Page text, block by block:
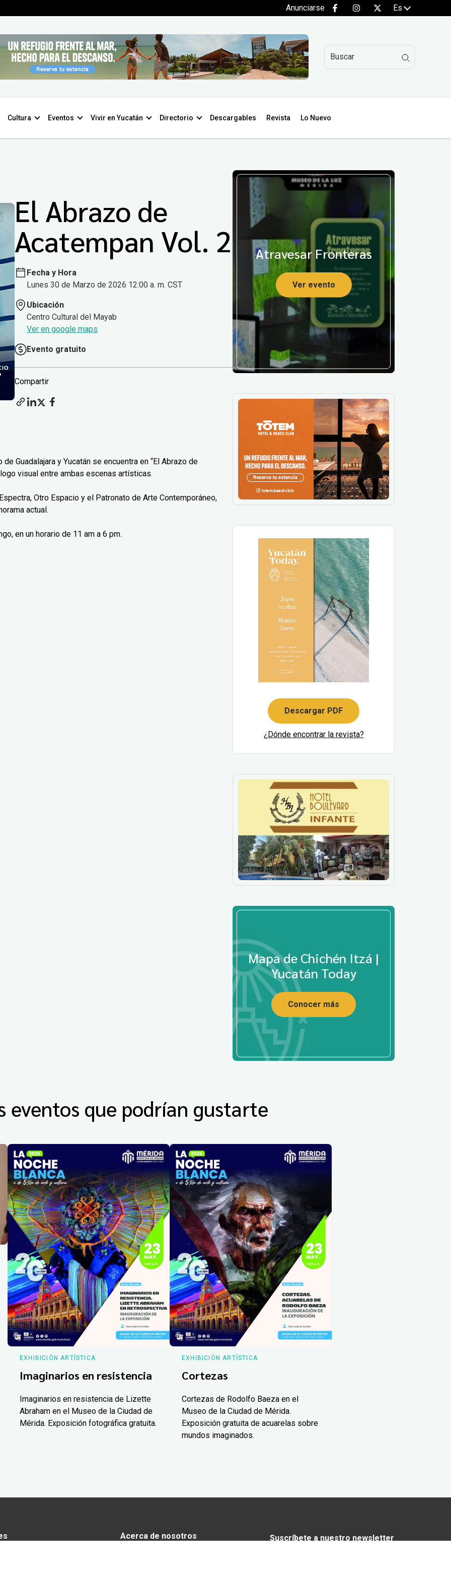
Anunciarse Es
Cultura Eventos Vivir en Yucatán Directorio Descargables Revista Lo Nuevo
El Abrazo de
Acatempan Vol. 2
Fecha y Hora
Lunes 30 de Marzo de 2026 12:00 a. m. CST
Ubicación
Centro Cultural del Mayab
Ver en google maps
Evento gratuito
Compartir
Guadalajara y Yucatán se encuentra en “El Abrazo de
visual entre ambas escenas artísticas.
Otro Espacio y el Patronato de Arte Contemporáneo,
actual.
en un horario de 11 am a 6 pm.
Atravesar Fronteras
Ver evento
Descargar PDF
¿Dónde encontrar la revista?
Mapa de Chichén Itzá |
Yucatán Today
Conocer más
eventos que podrían gustarte
EXHIBICIÓN ARTÍSTICA
Imaginarios en resistencia
Imaginarios en resistencia de Lizette
Abraham en el Museo de la Ciudad de
Mérida. Exposición fotográfica gratuita.
EXHIBICIÓN ARTÍSTICA
Cortezas
Cortezas de Rodolfo Baeza en el
Museo de la Ciudad de Mérida.
Exposición gratuita de acuarelas sobre
mundos imaginados.
Acerca de nosotros
Suscríbete a nuestro newsletter